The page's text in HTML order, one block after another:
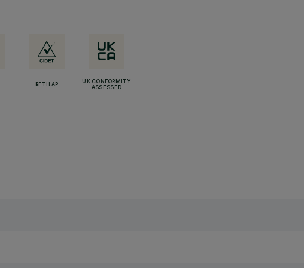
RETILAP
UK CONFORMITY
ASSESSED